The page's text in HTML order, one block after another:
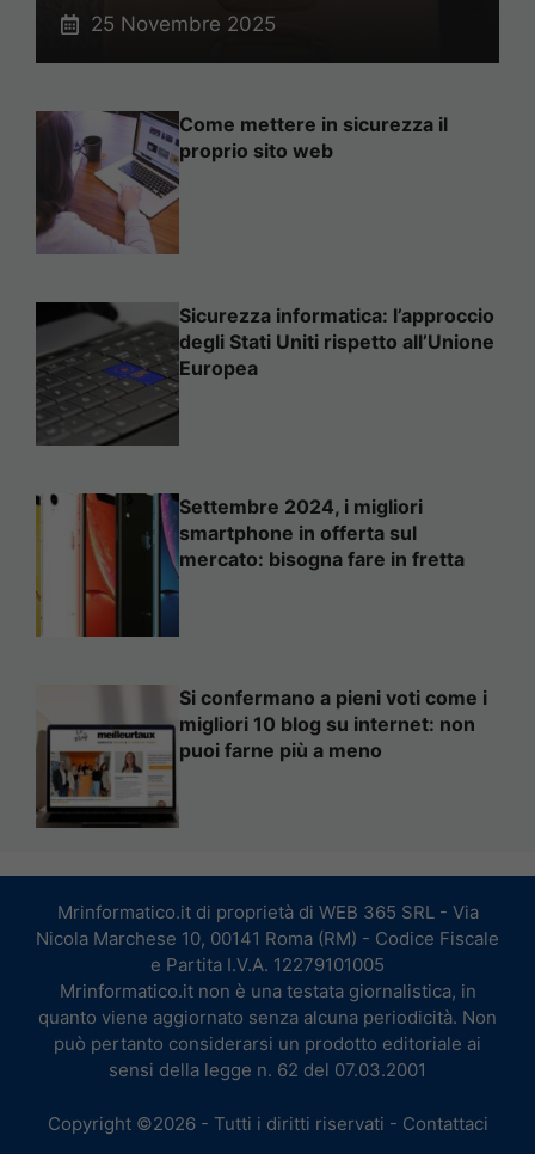
25 Novembre 2025
Come mettere in sicurezza il
proprio sito web
Sicurezza informatica: l’approccio
degli Stati Uniti rispetto all’Unione
Europea
Settembre 2024, i migliori
smartphone in offerta sul
mercato: bisogna fare in fretta
Si confermano a pieni voti come i
migliori 10 blog su internet: non
puoi farne più a meno
Mrinformatico.it di proprietà di WEB 365 SRL - Via
Nicola Marchese 10, 00141 Roma (RM) - Codice Fiscale
e Partita I.V.A. 12279101005
Mrinformatico.it non è una testata giornalistica, in
quanto viene aggiornato senza alcuna periodicità. Non
può pertanto considerarsi un prodotto editoriale ai
sensi della legge n. 62 del 07.03.2001
Copyright ©2026 - Tutti i diritti riservati - Contattaci